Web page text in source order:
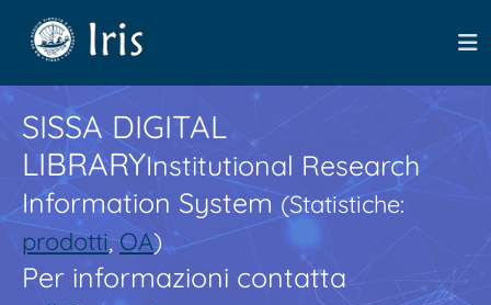
SISSA DIGITAL
LIBRARYInstitutional Research
Information System(Statistiche:
prodotti,OA)
Per informazioni contatta